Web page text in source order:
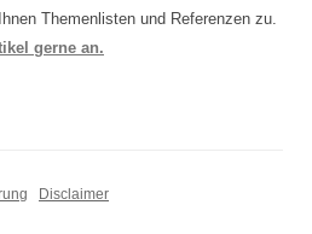
Themenlisten und Referenzen zu.
gerne an.
Disclaimer